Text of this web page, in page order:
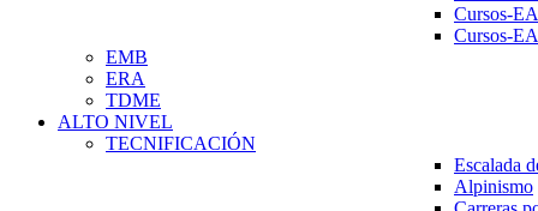
Cursos-
Cursos-
EMB
ERA
TDME
ALTO NIVEL
TECNIFICACIÓN
Escalada
Alpinismo